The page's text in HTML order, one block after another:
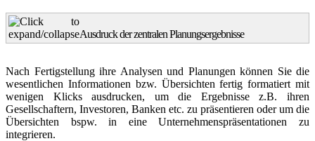
Ausdruck der zentralen Planungsergebnisse
Nach Fertigstellung ihre Analysen und Planungen können Sie die
wesentlichen Informationen bzw. Übersichten fertig formatiert mit
wenigen Klicks ausdrucken, um die Ergebnisse z.B. ihren
Gesellschaftern, Investoren, Banken etc. zu präsentieren oder um die
Übersichten bspw. in eine Unternehmenspräsentationen zu
integrieren.